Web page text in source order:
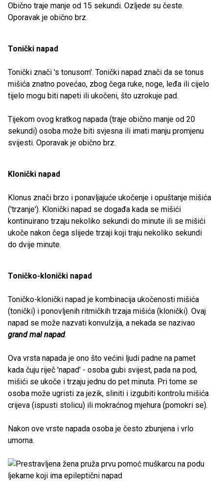
Obično traje manje od 15 sekundi. Ozljede su česte.
Oporavak je obično brz.
Tonički napad
Tonički znači 's tonusom'. Tonički napad znači da se tonus
mišića znatno povećao, zbog čega ruke, noge, leđa ili cijelo
tijelo mogu biti napeti ili ukočeni, što uzrokuje pad.
Tijekom ovog kratkog napada (traje obično manje od 20
sekundi) osoba može biti svjesna ili imati manju promjenu
svijesti. Oporavak je obično brz.
Klonički napad
Klonus znači brzo i ponavljajuće ukočenje i opuštanje mišića
('trzanje'). Klonički napad se događa kada se mišići
kontinuirano trzaju nekoliko sekundi do minute ili se mišići
ukoče nakon čega slijede trzaji koji traju nekoliko sekundi
do dvije minute.
Toničko-klonički napad
Toničko-klonički napad je kombinacija ukočenosti mišića
(tonički) i ponovljenih ritmičkih trzaja mišića (klonički). Ovaj
napad se može nazvati konvulzija, a nekada se nazivao
grand mal napad.
Ova vrsta napada je ono što većini ljudi padne na pamet
kada čuju riječ 'napad' - osoba gubi svijest, pada na pod,
mišići se ukoče i trzaju jednu do pet minuta. Pri tome se
osoba može ugristi za jezik, sliniti i izgubiti kontrolu mišića
crijeva (ispusti stolicu) ili mokraćnog mjehura (pomokri se).
Nakon ove vrste napada osoba je često zbunjena i vrlo
umorna.